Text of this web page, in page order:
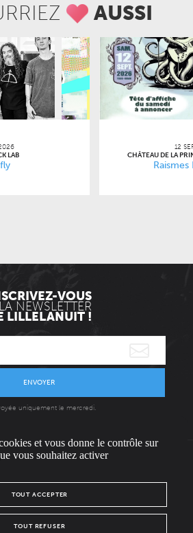
AUSSI
LAB
12
CHÂTEAU DE LA
VOUS
NEWSLETTER
LILLELANUIT !
ENVOYER
uniquement le mercredi.
L'ÉQUIPE
DE CONFIDENTIALITÉ
et vous donne le contrôle sur
vous souhaitez activer
TOUT ACCEPTER
TOUT REFUSER